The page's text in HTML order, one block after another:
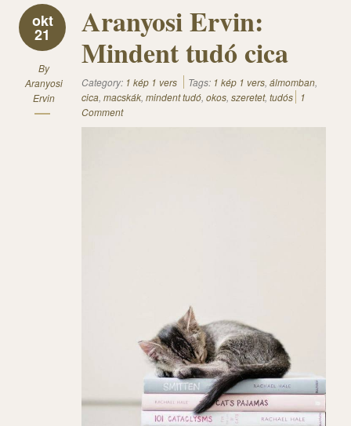
okt
21
By
Aranyosi
Ervin
Aranyosi Ervin:
Mindent tudó cica
Category: 1 kép 1 vers Tags: 1 kép 1 vers, álmomban,
cica, macskák, mindent tudó, okos, szeretet, tudós
1
Comment